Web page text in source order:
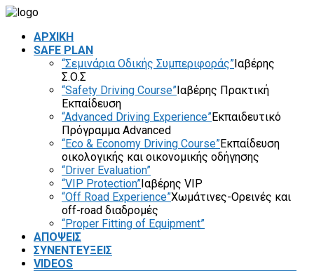
ΑΡΧΙΚΗ
SAFE PLAN
“Σεμινάρια Οδικής Συμπεριφοράς”Ιαβέρης
Σ.Ο.Σ
“Safety Driving Course”Ιαβέρης Πρακτική
Εκπαίδευση
“Advanced Driving Experience”Εκπαιδευτικό
Πρόγραμμα Advanced
“Eco & Economy Driving Course”Εκπαίδευση
οικολογικής και οικονομικής οδήγησης
“Driver Evaluation”
“VIP Protection”Ιαβέρης VIP
“Off Road Experience”Χωμάτινες-Ορεινές και
off-road διαδρομές
“Proper Fitting of Equipment”
ΑΠΟΨΕΙΣ
ΣΥΝΕΝΤΕΥΞΕΙΣ
VIDEOS